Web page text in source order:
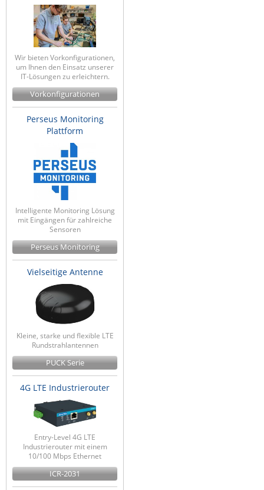
Wir bieten Vorkonfigurationen,
um Ihnen den Einsatz unserer
IT-Lösungen zu erleichtern.
Vorkonfigurationen
Perseus Monitoring
Plattform
Intelligente Monitoring Lösung
mit Eingängen für zahlreiche
Sensoren
Perseus Monitoring
Vielseitige Antenne
Kleine, starke und flexible LTE
Rundstrahlantennen
PUCK Serie
4G LTE Industrierouter
Entry-Level 4G LTE
Industrierouter mit einem
10/100 Mbps Ethernet
ICR-2031